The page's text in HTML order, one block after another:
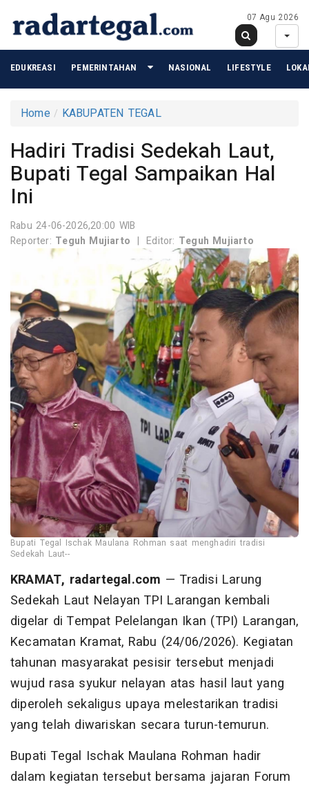
07 Agu 2026
EDUKREASI PEMERINTAHAN NASIONAL LIFESTYLE
Home KABUPATEN TEGAL
Hadiri Tradisi Sedekah Laut,
Bupati Tegal Sampaikan Hal
Ini
Rabu 24-06-2026,20:00 WIB
Reporter: Teguh Mujiarto | Editor: Teguh Mujiarto
Bupati Tegal Ischak Maulana Rohman saat menghadiri tradisi
Sedekah Laut--
KRAMAT, radartegal.com — Tradisi Larung
Sedekah Laut Nelayan TPI Larangan kembali
digelar di Tempat Pelelangan Ikan (TPI) Larangan,
Kecamatan Kramat, Rabu (24/06/2026). Kegiatan
tahunan masyarakat pesisir tersebut menjadi
wujud rasa syukur nelayan atas hasil laut yang
diperoleh sekaligus upaya melestarikan tradisi
yang telah diwariskan secara turun-temurun.
Bupati Tegal Ischak Maulana Rohman hadir
dalam kegiatan tersebut bersama jajaran Forum